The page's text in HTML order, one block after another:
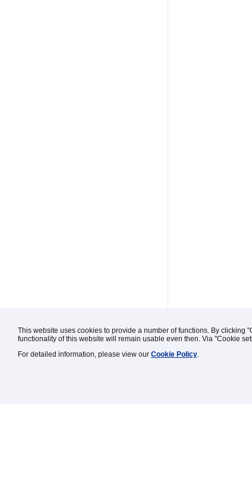
This website uses cookies to provide a number of functions. By clicking
functionality of this website will remain usable even then. Via "Cookie
For detailed information, please view our Cookie Policy.